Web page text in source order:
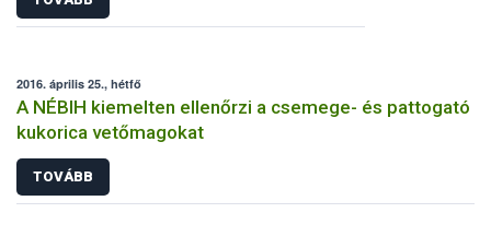
2016. április 25., hétfő
A NÉBIH kiemelten ellenőrzi a csemege- és pattogató
kukorica vetőmagokat
TOVÁBB